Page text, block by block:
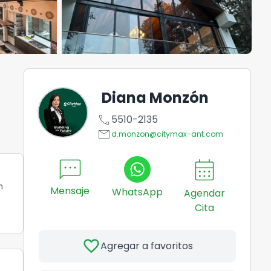
Diana Monzón
call 5510-2135
emaild.monzon@citymax-ant.com
sms
Mensaje WhatsApp
calendar_month
Agendar
Cita
favoriteAgregar a favoritos